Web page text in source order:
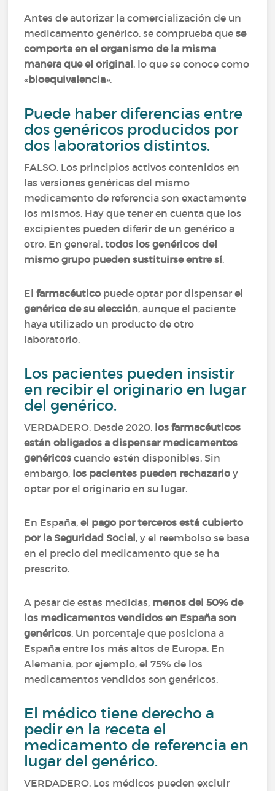
Antes de autorizar la comercialización de un
medicamento genérico, se comprueba quese
comporta en el organismo de la misma
manera que el original, lo que se conoce como
«bioequivalencia».
Puede haber diferencias entre
dos genéricos producidos por
dos laboratorios distintos.
FALSO. Los principios activos contenidos en
las versiones genéricas del mismo
medicamento de referencia son exactamente
los mismos. Hay que tener en cuenta que los
excipientes pueden diferir de un genérico a
otro. En general,todos los genéricos del
mismo grupo pueden sustituirse entre sí.
Elfarmacéutico puede optar por dispensarel
genérico de su elección, aunque el paciente
haya utilizado un producto de otro
laboratorio.
Los pacientes pueden insistir
en recibir el originario en lugar
del genérico.
VERDADERO. Desde 2020, los farmacéuticos
están obligados a dispensar medicamentos
genéricos cuando estén disponibles. Sin
embargo, los pacientes pueden rechazarlo y
optar por el originario en su lugar.
En España,el pago por terceros está cubierto
por la Seguridad Social, y el reembolso se basa
en el precio del medicamento que se ha
prescrito.
A pesar de estas medidas, menos del 50% de
los medicamentos vendidos en España son
genéricos. Un porcentaje que posiciona a
España entre los más altos de Europa. En
Alemania, por ejemplo, el 75% de los
medicamentos vendidos son genéricos.
El médico tiene derecho a
pedir en la receta el
medicamento de referencia en
lugar del genérico.
VERDADERO. Los médicos pueden excluir